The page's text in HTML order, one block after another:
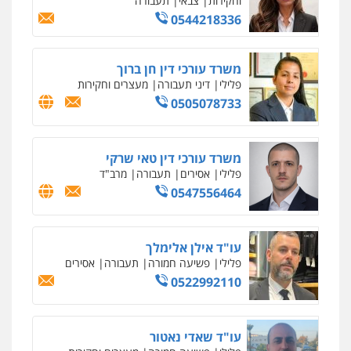
0542255161
גל דהן – משרד עורך דין פלילי
פלילי פשיעה חמורה סמים מעצרים
וחקירות
0544723840
עו"ד ראוף נג'אר
פלילי עורכי דין לענייני אסירים מעצרים
סמים רכוש
0548009246
עדי כרמלי – חברת עו"ד
פלילי כלכלי עורכי דין לענייני אסירים
0525060666
גיא זהבי משרד עורכי דין